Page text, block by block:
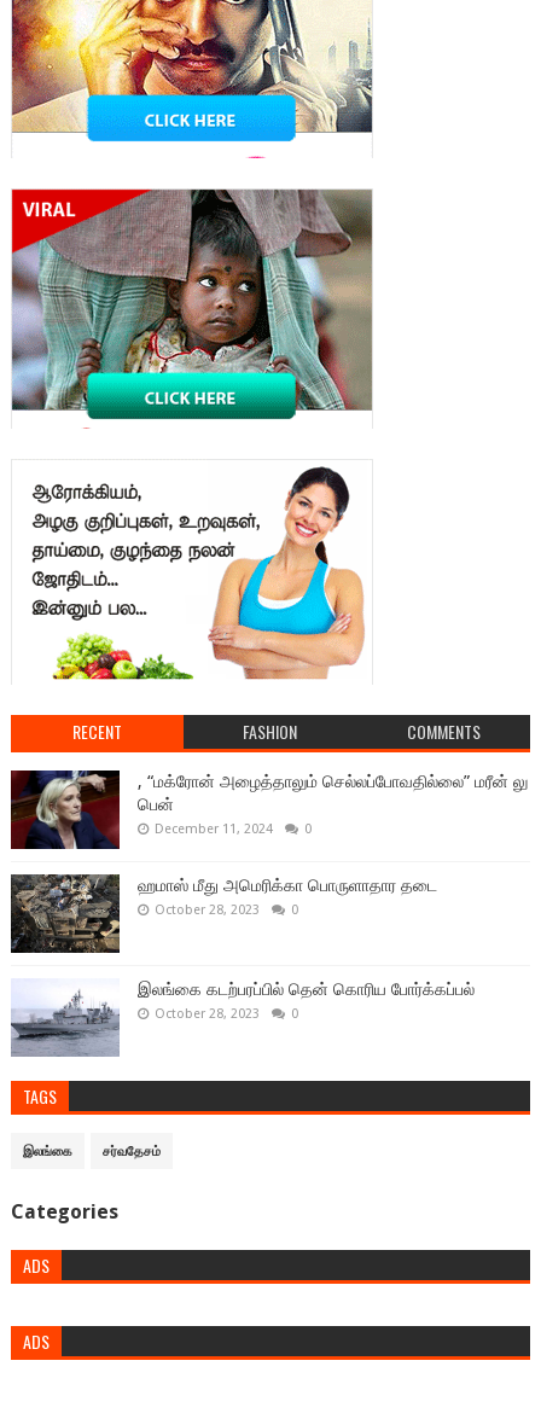
RECENT FASHION COMMENTS
, “மக்ரோன் அழைத்தாலும் செல்லப்போவதில்லை” மரீன் லு
பென்
December 11, 2024 0
ஹமாஸ் மீது அமெரிக்கா பொருளாதார தடை
October 28, 2023 0
இலங்கை கடற்பரப்பில் தென் கொரிய போர்க்கப்பல்
October 28, 2023 0
TAGS
இலங்கை சர்வதேசம்
Categories
ADS
ADS